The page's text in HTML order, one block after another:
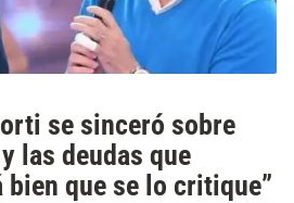
se sinceró sobre
las deudas que
bien que se lo critique”